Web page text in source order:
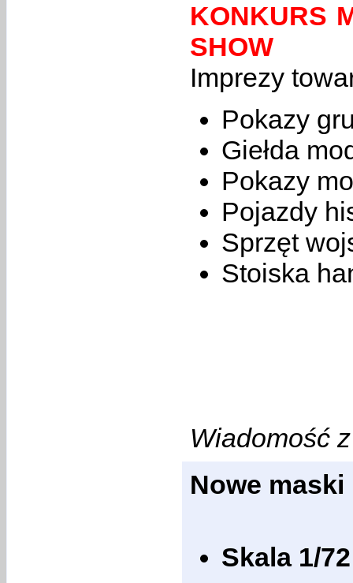
KONKURS
SHOW
Imprezy
Pokazy
Giełda
Pokazy
Pojazdy
Sprzęt
Stoiska
Wiadomość
Nowe maski
Skala 1/72